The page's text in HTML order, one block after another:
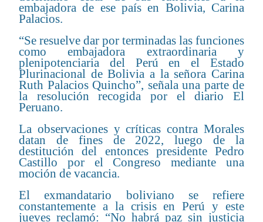
embajadora de ese país en Bolivia, Carina
Palacios.
“Se resuelve dar por terminadas las funciones
como embajadora extraordinaria y
plenipotenciaria del Perú en el Estado
Plurinacional de Bolivia a la señora Carina
Ruth Palacios Quincho”, señala una parte de
la resolución recogida por el diario El
Peruano.
La observaciones y críticas contra Morales
datan de fines de 2022, luego de la
destitución del entonces presidente Pedro
Castillo por el Congreso mediante una
moción de vacancia.
El exmandatario boliviano se refiere
constantemente a la crisis en Perú y este
jueves reclamó: “No habrá paz sin justicia